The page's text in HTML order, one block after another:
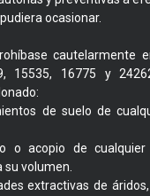
ocasionar.
cautelarmente
15535, 16775 y
de suelo de
o acopio de
su volumen.
extractivas de